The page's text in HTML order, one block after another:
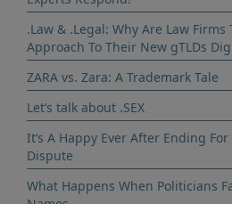
.Law & .Legal: Why Are Law Firms
Approach To Their New gTLDs
ZARA vs. Zara: A Trademark Tale
Let’s talk about .SEX
It’s A Happy Ever After Ending For
Dispute
What Happens When Politicians